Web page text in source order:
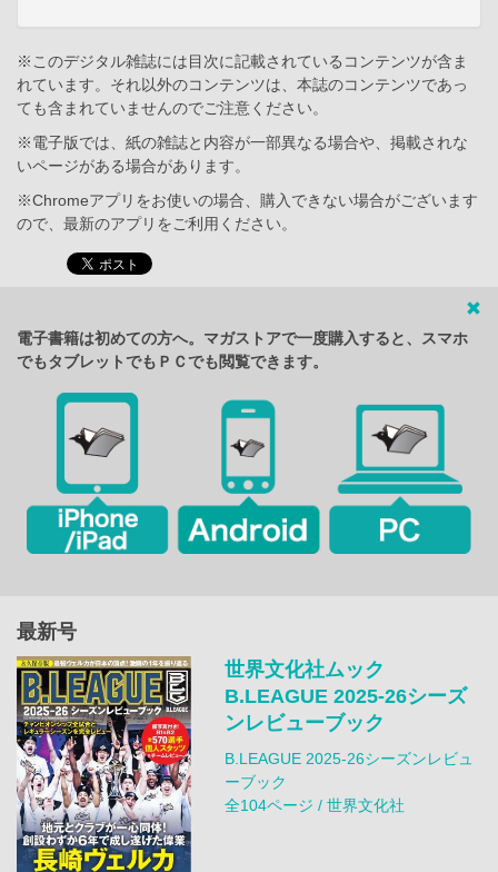
※このデジタル雑誌には目次に記載されているコンテンツが含ま
れています。それ以外のコンテンツは、本誌のコンテンツであっ
ても含まれていませんのでご注意ください。
※電子版では、紙の雑誌と内容が一部異なる場合や、掲載されな
いページがある場合があります。
※Chromeアプリをお使いの場合、購入できない場合がございます
ので、最新のアプリをご利用ください。
電子書籍は初めての方へ。マガストアで一度購入すると、スマホ
でもタブレットでもＰＣでも閲覧できます。
最新号
世界文化社ムック
B.LEAGUE 2025-26シーズ
ンレビューブック
B.LEAGUE 2025-26シーズンレビュ
ーブック
全104ページ / 世界文化社